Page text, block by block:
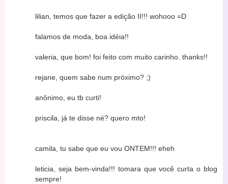
lilian, temos que fazer a edição II!!! wohooo =D
falamos de moda, boa idéia!!
valeria, que bom! foi feito com muito carinho. thanks!!
rejane, quem sabe num próximo? ;)
anônimo, eu tb curti!
priscila, já te disse né? quero mto!
camila, tu sabe que eu vou ONTEM!!! eheh
leticia, seja bem-vinda!!! tomara que você curta o blog
sempre!